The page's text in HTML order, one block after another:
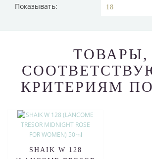
Показывать:
ТОВАРЫ,
КРИТЕРИЯМ
SHAIK W 128